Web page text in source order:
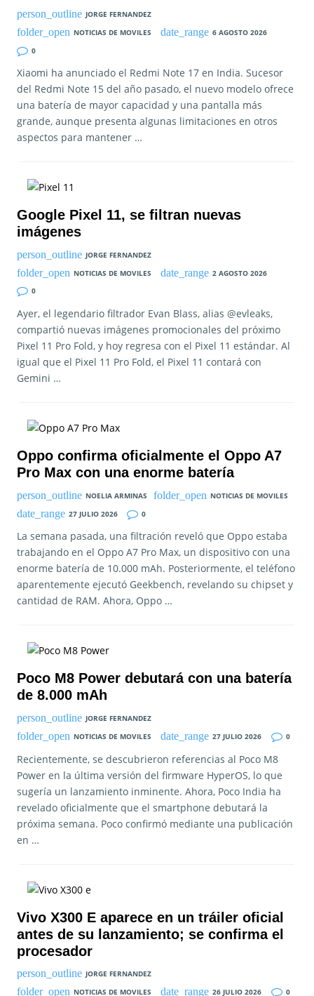
JORGE FERNANDEZ
NOTICIAS DE MOVILES
6 AGOSTO 2026
0
Xiaomi ha anunciado el Redmi Note 17 en India. Sucesor
del Redmi Note 15 del año pasado, el nuevo modelo ofrece
una batería de mayor capacidad y una pantalla más
grande, aunque presenta algunas limitaciones en otros
aspectos para mantener …
Google Pixel 11, se filtran nuevas
imágenes
JORGE FERNANDEZ
NOTICIAS DE MOVILES
2 AGOSTO 2026
0
Ayer, el legendario filtrador Evan Blass, alias @evleaks,
compartió nuevas imágenes promocionales del próximo
Pixel 11 Pro Fold, y hoy regresa con el Pixel 11 estándar. Al
igual que el Pixel 11 Pro Fold, el Pixel 11 contará con
Gemini …
Oppo confirma oficialmente el Oppo A7
Pro Max con una enorme batería
NOELIA ARMINAS
NOTICIAS DE MOVILES
27 JULIO 2026
0
La semana pasada, una filtración reveló que Oppo estaba
trabajando en el Oppo A7 Pro Max, un dispositivo con una
enorme batería de 10.000 mAh. Posteriormente, el teléfono
aparentemente ejecutó Geekbench, revelando su chipset y
cantidad de RAM. Ahora, Oppo …
Poco M8 Power debutará con una batería
de 8.000 mAh
JORGE FERNANDEZ
NOTICIAS DE MOVILES
27 JULIO 2026 0
Recientemente, se descubrieron referencias al Poco M8
Power en la última versión del firmware HyperOS, lo que
sugería un lanzamiento inminente. Ahora, Poco India ha
revelado oficialmente que el smartphone debutará la
próxima semana. Poco confirmó mediante una publicación
en …
Vivo X300 E aparece en un tráiler oficial
antes de su lanzamiento; se confirma el
procesador
JORGE FERNANDEZ
NOTICIAS DE MOVILES
26 JULIO 2026 0